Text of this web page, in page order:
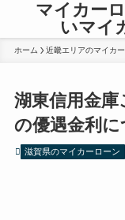
マイカー
いマイ
ホーム 近畿エリアのマイカ
湖東信用金
の優遇金利に
滋賀県のマイカーローン